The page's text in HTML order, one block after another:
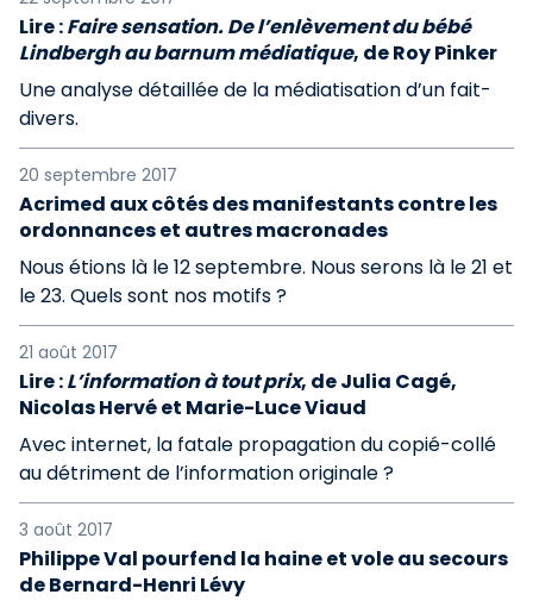
Lire :Faire sensation. De l’enlèvement du bébé
Lindbergh au barnum médiatique, de Roy Pinker
Une analyse détaillée de la médiatisation d’un fait-
divers.
20 septembre 2017
Acrimed aux côtés des manifestants contre les
ordonnances et autres macronades
Nous étions là le 12 septembre. Nous serons là le 21 et
le 23. Quels sont nos motifs ?
21 août 2017
Lire :L’information à tout prix, de Julia Cagé,
Nicolas Hervé et Marie-Luce Viaud
Avec internet, la fatale propagation du copié-collé
au détriment de l’information originale ?
3 août 2017
Philippe Val pourfend la haine et vole au secours
de Bernard-Henri Lévy